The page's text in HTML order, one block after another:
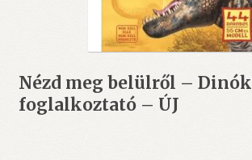
Nézd meg belülről – Dinók
foglalkoztató – ÚJ